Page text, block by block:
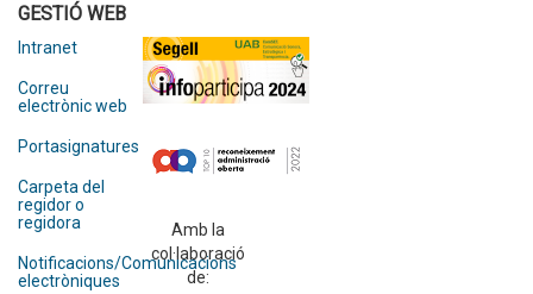
GESTIÓ WEB
Intranet
Correu
electrònic web
Portasignatures
Carpeta del
regidor o
regidora
Notificacions/Comunicacions
electròniques
Amb la
col·laboració
de: